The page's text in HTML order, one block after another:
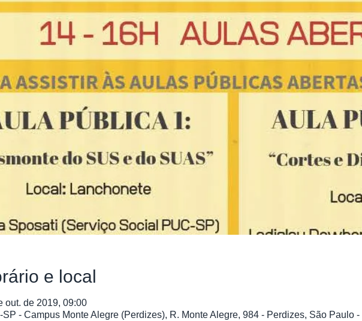
e local
out. de 2019, 09:00
SP - Campus Monte Alegre (Perdizes), R. Monte Alegre, 984 - Perdizes, São Paulo -